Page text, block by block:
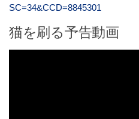
SC=34&CCD=8845301
猫を刷る予告動画